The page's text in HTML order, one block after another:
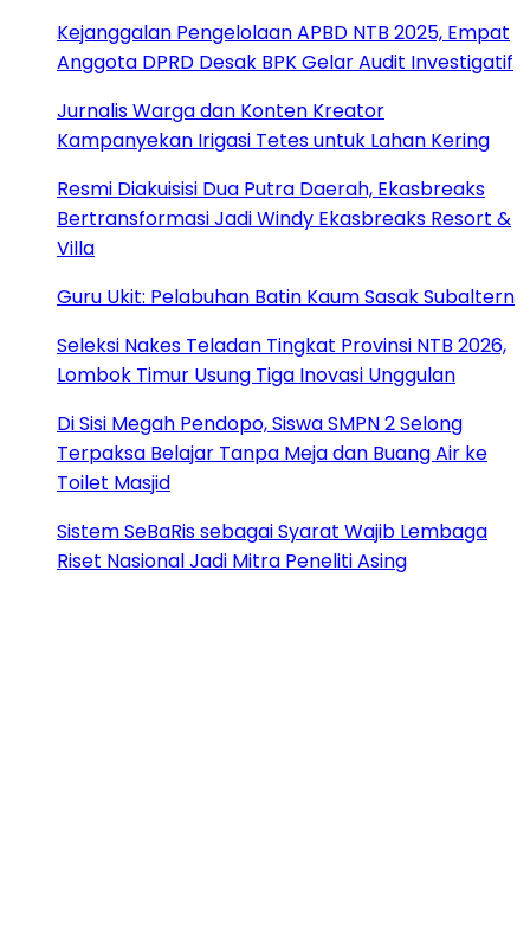
Kejanggalan Pengelolaan APBD NTB 2025, Empat
Anggota DPRD Desak BPK Gelar Audit Investigatif
Jurnalis Warga dan Konten Kreator
Kampanyekan Irigasi Tetes untuk Lahan Kering
Resmi Diakuisisi Dua Putra Daerah, Ekasbreaks
Bertransformasi Jadi Windy Ekasbreaks Resort &
Villa
Guru Ukit: Pelabuhan Batin Kaum Sasak Subaltern
Seleksi Nakes Teladan Tingkat Provinsi NTB 2026,
Lombok Timur Usung Tiga Inovasi Unggulan
Di Sisi Megah Pendopo, Siswa SMPN 2 Selong
Terpaksa Belajar Tanpa Meja dan Buang Air ke
Toilet Masjid
Sistem SeBaRis sebagai Syarat Wajib Lembaga
Riset Nasional Jadi Mitra Peneliti Asing